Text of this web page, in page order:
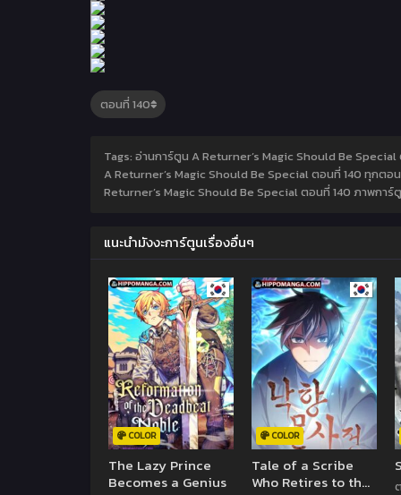
Tags: อ่านการ์ตูน A Returner’s Magic Should Be
A Returner’s Magic Should Be Special ตอนที่ 140 ทุกตอ
Returner’s Magic Should Be Special ตอนที่ 140 ภาพการ์
แนะนำมังงะการ์ตูนเรื่องอื่นๆ
COLOR
The Lazy Prince
Becomes a Genius
COLOR
Tale of a Scribe
Who Retires to the